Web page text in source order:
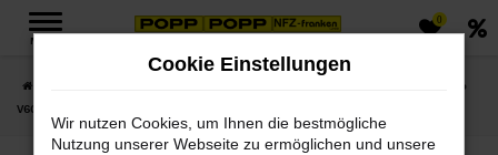
Zum
MENÜ
0
Volvo Halle (Saale), Volvo
V60 Jahreswagen Angebote mit Lieferservice nach Halle (Saale)
Cookie Einstellungen
Wir nutzen Cookies, um Ihnen die bestmögliche
Nutzung unserer Webseite zu ermöglichen und unsere